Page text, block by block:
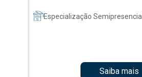
Especialização Semipresencial
Saiba mais